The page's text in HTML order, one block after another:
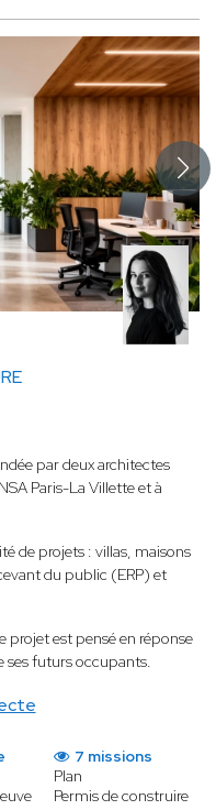
par deux architectes
Paris-La Villette et à
de projets : villas, maisons
du public (ERP) et
projet est pensé en réponse
ses futurs occupants.
7 missions
Plan
Permis de construire